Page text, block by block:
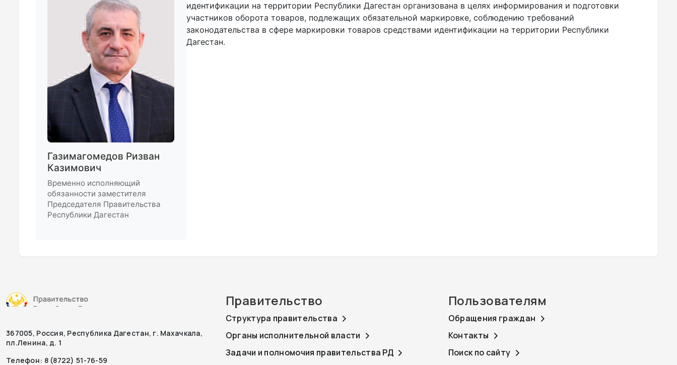
Газимагомедов Ризван
Казимович
Временно исполняющий
обязанности заместителя
Председателя Правительства
Республики Дагестан
идентификации на территории Республики Дагестан организована в целях информирования и подготовки
участников оборота товаров, подлежащих обязательной маркировке, соблюдению требований
законодательства в сфере маркировки товаров средствами идентификации на территории Республики
Дагестан.
367005, Россия, Республика Дагестан, г. Махачкала,
пл.Ленина, д. 1
Телефон: 8 (8722) 51-76-59
Правительство
Структура правительства
Органы исполнительной власти
Задачи и полномочия правительства РД
Пользователям
Обращения граждан
Контакты
Поиск по сайту